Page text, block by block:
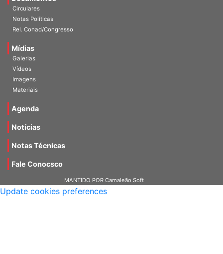
Documentos
Circulares
Notas Políticas
Mídias
Galerias
Vídeos
Imagens
MANTIDO POR Camaleão Soft
Update cookies preferences